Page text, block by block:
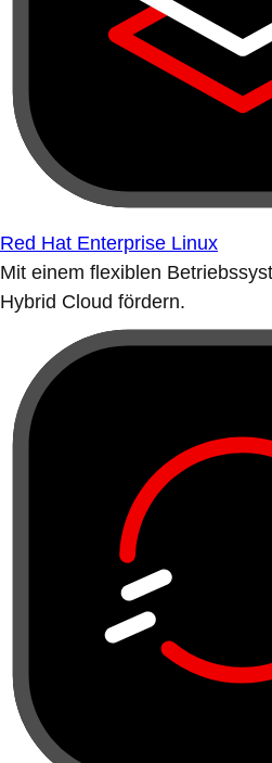
Red Hat Enterprise Linux
Mit einem flexiblen
Hybrid Cloud fördern.